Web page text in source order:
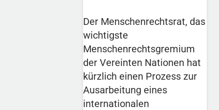
Der Menschenrechtsrat, das
wichtigste
Menschenrechtsgremium
der Vereinten Nationen hat
kürzlich einen Prozess zur
Ausarbeitung eines
internationalen